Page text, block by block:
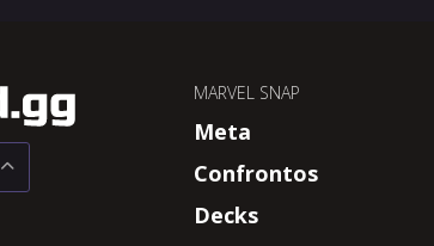
MARVEL SNAP
Meta
Confrontos
Decks